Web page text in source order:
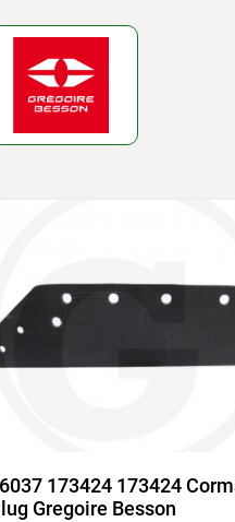
173424 173424
Gregoire Besson